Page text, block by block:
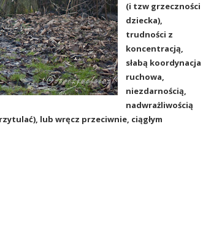
(i tzw grzeczności
dziecka),
trudności z
koncentracją,
słabą koordynacja
ruchowa,
niezdarnością,
nadwrażliwością
lub wręcz przeciwnie, ciągłym